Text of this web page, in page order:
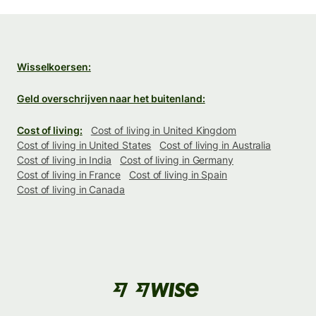
Wisselkoersen:
Geld overschrijven naar het buitenland:
Cost of living:
Cost of living in United Kingdom
Cost of living in United States
Cost of living in Australia
Cost of living in India
Cost of living in Germany
Cost of living in France
Cost of living in Spain
Cost of living in Canada